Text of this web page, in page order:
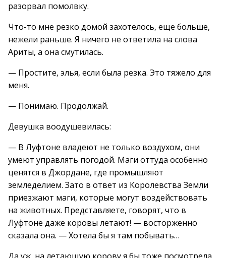
разорвал помолвку.
Что-то мне резко домой захотелось, еще больше,
нежели раньше. Я ничего не ответила на слова
Ариты, а она смутилась.
— Простите, элья, если была резка. Это тяжело для
меня.
— Понимаю. Продолжай.
Девушка воодушевилась:
— В Луфтоне владеют не только воздухом, они
умеют управлять погодой. Маги оттуда особенно
ценятся в Джордане, где промышляют
земледелием. Зато в ответ из Королевства Земли
приезжают маги, которые могут воздействовать
на животных. Представляете, говорят, что в
Луфтоне даже коровы летают! — восторженно
сказала она. — Хотела бы я там побывать…